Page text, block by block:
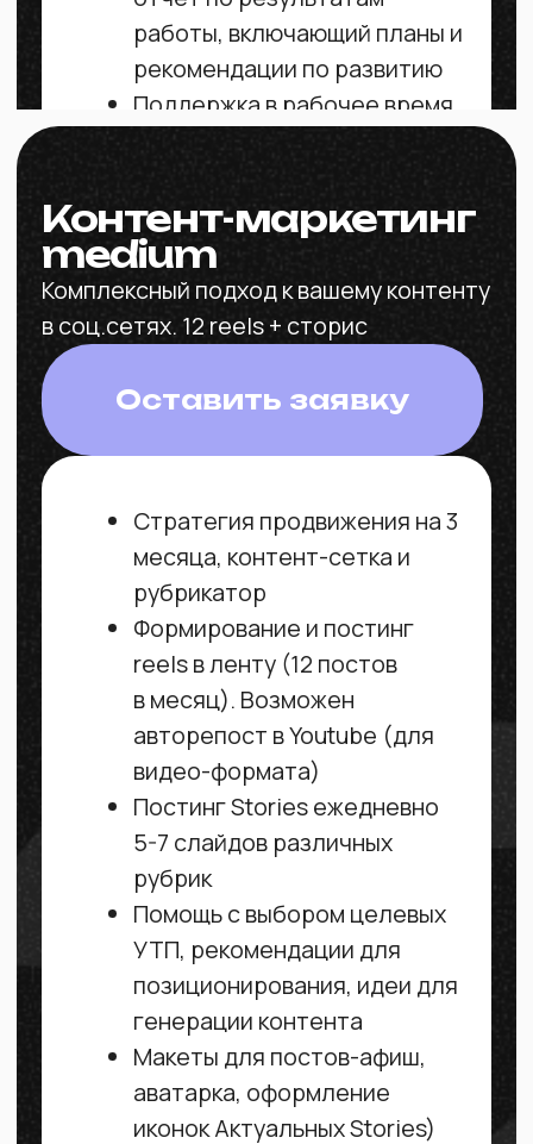
вовлекающих рубрик для
аккаунта
Согласование с Заказчиком
запланированных
публикаций и внесение
Ежемесячный развернутый
работы, включающий планы и
рекомендации по развитию
Поддержка в рабочее время
в общем чате WhatsApp по
возникшим вопросам и
оперативная коммуникация
Создание
продающего сайта
Создание полноценных лендингов для
вашего продукта
Глубокий анализ продукта и
целевой аудитории
Глубинное интервью с
собственником
Написание продающих
текстов
Создание прототипа
посадочной страницы
Создание уникального
дизайна сайта
Вёрстка на платформе
тильда
Техническая оптимизация:
SEO, регистрация боевого
домена
Подключение систем
Стоимость зависит от количества
блоков и сложности дизайн-
реализации (стандартные блоки